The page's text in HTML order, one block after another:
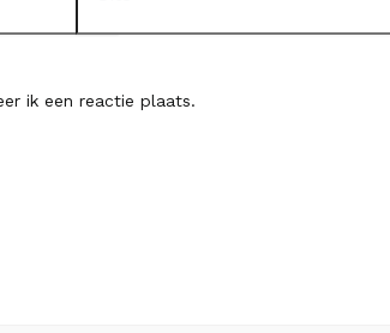
ik een reactie plaats.